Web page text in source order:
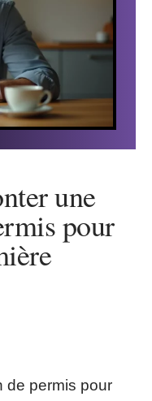
une
pour
de permis pour